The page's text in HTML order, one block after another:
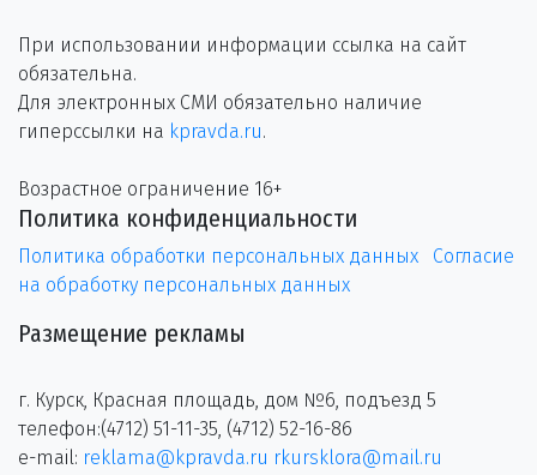
При использовании информации ссылка на сайт
обязательна.
Для электронных СМИ обязательно наличие
гиперссылки на kpravda.ru.
Возрастное ограничение 16+
Политика конфиденциальности
Политика обработки персональных данных
Согласие
на обработку персональных данных
Размещение рекламы
г. Курск, Красная площадь, дом №6, подъезд 5
телефон:(4712) 51-11-35, (4712) 52-16-86
e-mail: reklama@kpravda.ru rkursklora@mail.ru